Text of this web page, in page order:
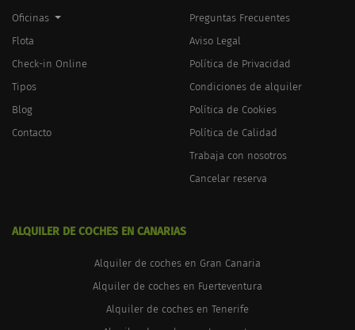
Oficinas
Flota
Check-in Online
Tipos
Blog
Contacto
Preguntas Frecuentes
Aviso Legal
Política de Privacidad
Condiciones de alquiler
Política de Cookies
Política de Calidad
Trabaja con nosotros
Cancelar reserva
ALQUILER DE COCHES EN CANARIAS
Alquiler de coches en Gran Canaria
Alquiler de coches en Fuerteventura
Alquiler de coches en Tenerife